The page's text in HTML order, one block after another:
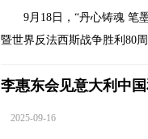
9月18日，“丹心铸魂
暨世界反法西斯战争胜利80
李惠东会见意大利中
2025-09-16